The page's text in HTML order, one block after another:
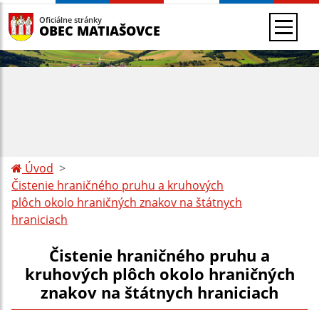
Oficiálne stránky
OBEC MATIAŠOVCE
Úvod
Čistenie hraničného pruhu a kruhových
plôch okolo hraničných znakov na štátnych
hraniciach
Čistenie hraničného pruhu a
kruhových plôch okolo hraničných
znakov na štátnych hraniciach